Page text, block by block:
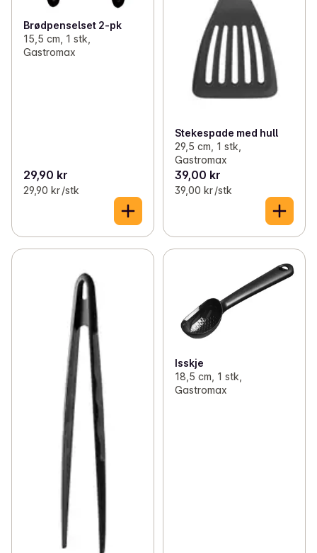
Brødpenselset 2-pk
15,5 cm, 1 stk,
Gastromax
29,90 kr
29,90 kr /stk
Stekespade med hull
29,5 cm, 1 stk,
Gastromax
39,00 kr
39,00 kr /stk
Isskje
18,5 cm, 1 stk,
Gastromax